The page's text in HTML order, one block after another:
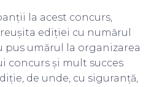
la acest concurs,
ediției cu numărul
pus umărul la organizarea
concurs și mult succes
de unde, cu siguranță,